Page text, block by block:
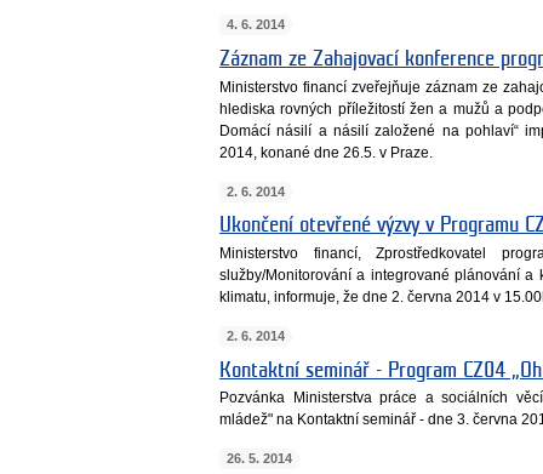
4. 6. 2014
Záznam ze Zahajovací konference
Ministerstvo financí zveřejňuje záznam ze
hlediska rovných příležitostí žen a mužů a
Domácí násilí a násilí založené na pohlaví“
2014, konané dne 26.5. v Praze.
2. 6. 2014
Ukončení otevřené výzvy v Programu
Ministerstvo financí, Zprostředkovatel
služby/Monitorování a integrované plánování a
klimatu, informuje, že dne 2. června 2014 v
2. 6. 2014
Kontaktní seminář - Program CZ04
Pozvánka Ministerstva práce a sociálních
mládež" na Kontaktní seminář - dne 3. června
26. 5. 2014